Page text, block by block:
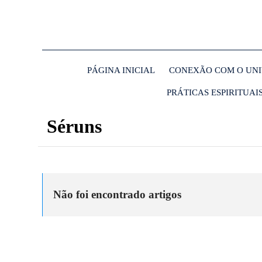
PÁGINA INICIAL CONEXÃO COM O
PRÁTICAS
Séruns
Não foi encontrado artigos